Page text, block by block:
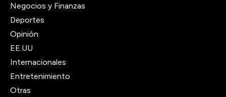
Negocios y Finanzas
Deportes
Opinión
EE.UU
Internacionales
Entretenimiento
Otras